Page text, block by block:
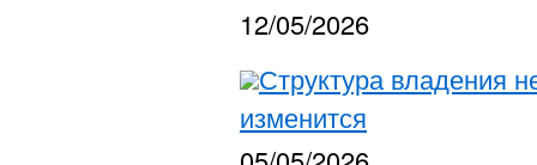
12/05/2026
Структура владения
изменится